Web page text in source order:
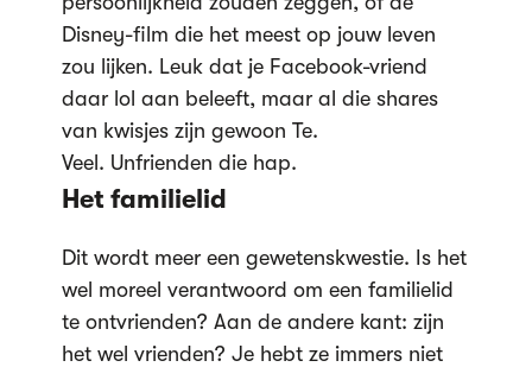
Disney-film die het meest op jouw leven
zou lijken. Leuk dat je Facebook-vriend
daar lol aan beleeft, maar al die shares
van kwisjes zijn gewoon Te.
Veel. Unfrienden die hap.
Het familielid
Dit wordt meer een gewetenskwestie. Is het
wel moreel verantwoord om een familielid
te ontvrienden? Aan de andere kant: zijn
het wel vrienden? Je hebt ze immers niet